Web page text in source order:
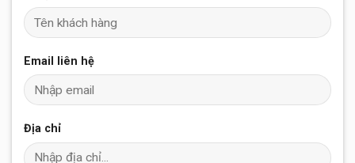
Email liên hệ
Địa chỉ